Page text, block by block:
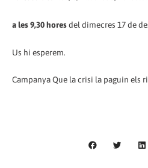
a les 9,30 horesdel dimecres 17 de
Us hi esperem.
Campanya Que la crisi la paguin els